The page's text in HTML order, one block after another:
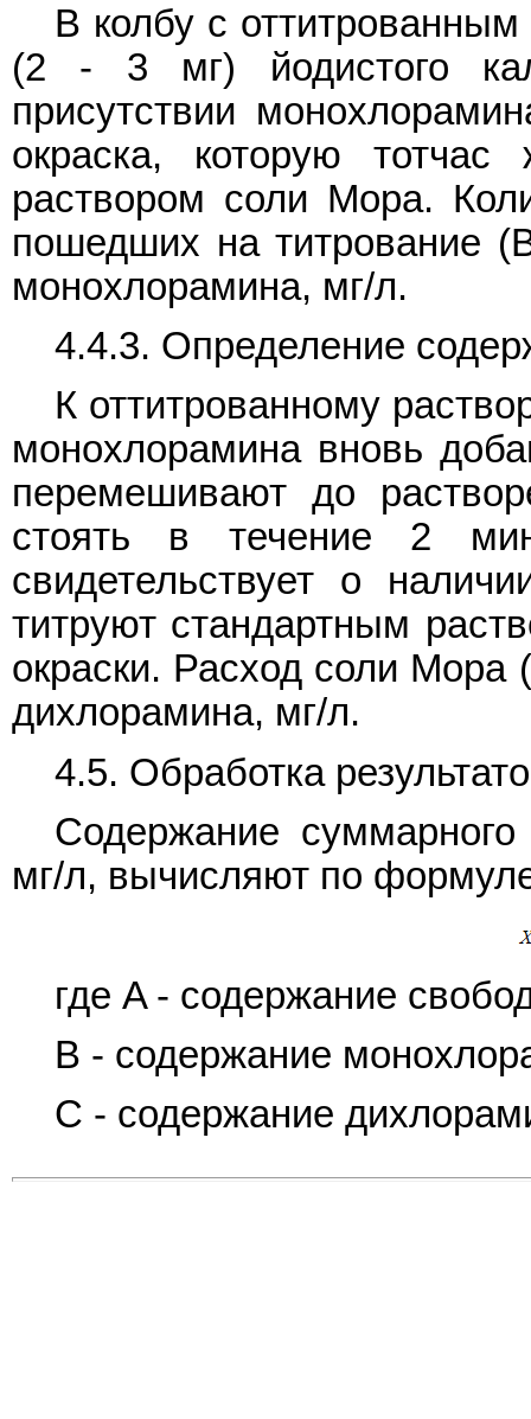
В колбу с
(2 - 3 мг) йодистого
присутствии
окраска, которую
раствором соли Мора.
пошедших на титрование
монохлорамина, мг/л.
4.4.3. Определение
К оттитрованному
монохлорамина вновь
перемешивают до
стоять в течение 2
свидетельствует о
титруют стандартным
окраски. Расход соли Мора
дихлорамина, мг/л.
4.5. Обработка
Содержание суммарного
мг/л, вычисляют по
где A - содержание
B - содержание
C - содержание